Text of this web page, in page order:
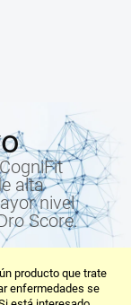
alta
nivel
Score.
producto que trate
enfermedades se